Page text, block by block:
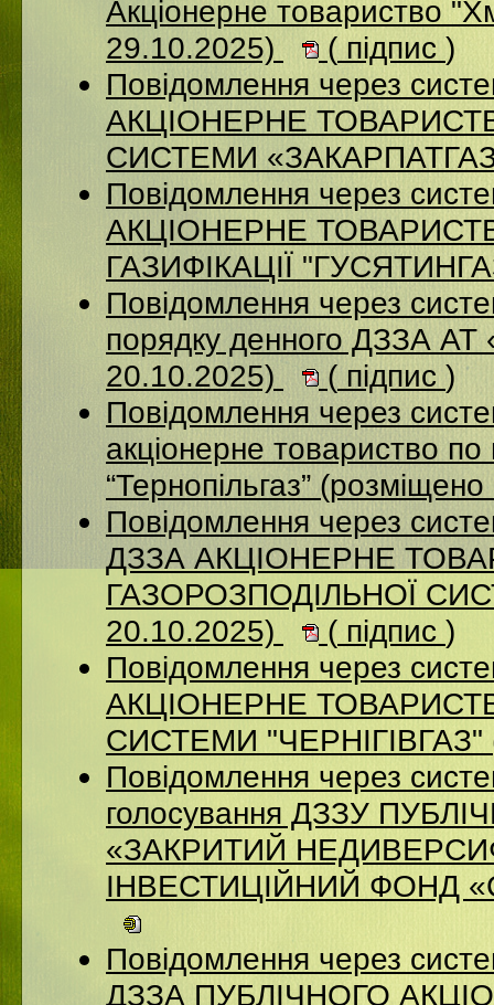
Акціонерне товариство
29.10.2025)
( підпис )
Повідомлення через
АКЦІОНЕРНЕ
СИСТЕМИ
Повідомлення через
АКЦІОНЕРНЕ
ГАЗИФІКАЦІЇ
Повідомлення через
порядку денного ДЗЗА АТ
20.10.2025)
( підпис )
Повідомлення через
акціонерне товариство по
“Тернопільгаз”
Повідомлення через
ДЗЗА АКЦІОНЕРНЕ
ГАЗОРОЗПОДІЛЬНОЇ
20.10.2025)
( підпис )
Повідомлення через
АКЦІОНЕРНЕ
СИСТЕМИ "ЧЕРНІГІВГАЗ"
Повідомлення через
голосування ДЗЗУ
«ЗАКРИТИЙ
ІНВЕСТИЦІЙНИЙ ФОНД
Повідомлення через
ДЗЗА ПУБЛІЧНОГО